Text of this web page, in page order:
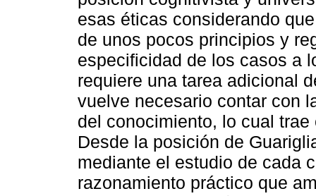
esas éticas considerando
de unos pocos principios y
especificidad de los casos a
requiere una tarea adicional
vuelve necesario contar con
del conocimiento, lo cual
Desde la posición de
mediante el estudio de cada
razonamiento práctico que